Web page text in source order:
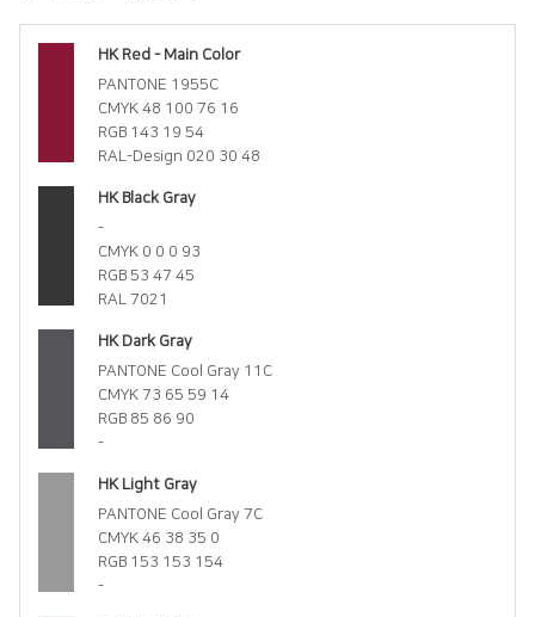
HK Red - Main Color
PANTONE 1955C
CMYK 48 100 76 16
RGB 143 19 54
RAL-Design 020 30 48
HK Black Gray
-
CMYK 0 0 0 93
RGB 53 47 45
RAL 7021
HK Dark Gray
PANTONE Cool Gray 11C
CMYK 73 65 59 14
RGB 85 86 90
-
HK Light Gray
PANTONE Cool Gray 7C
CMYK 46 38 35 0
RGB 153 153 154
-